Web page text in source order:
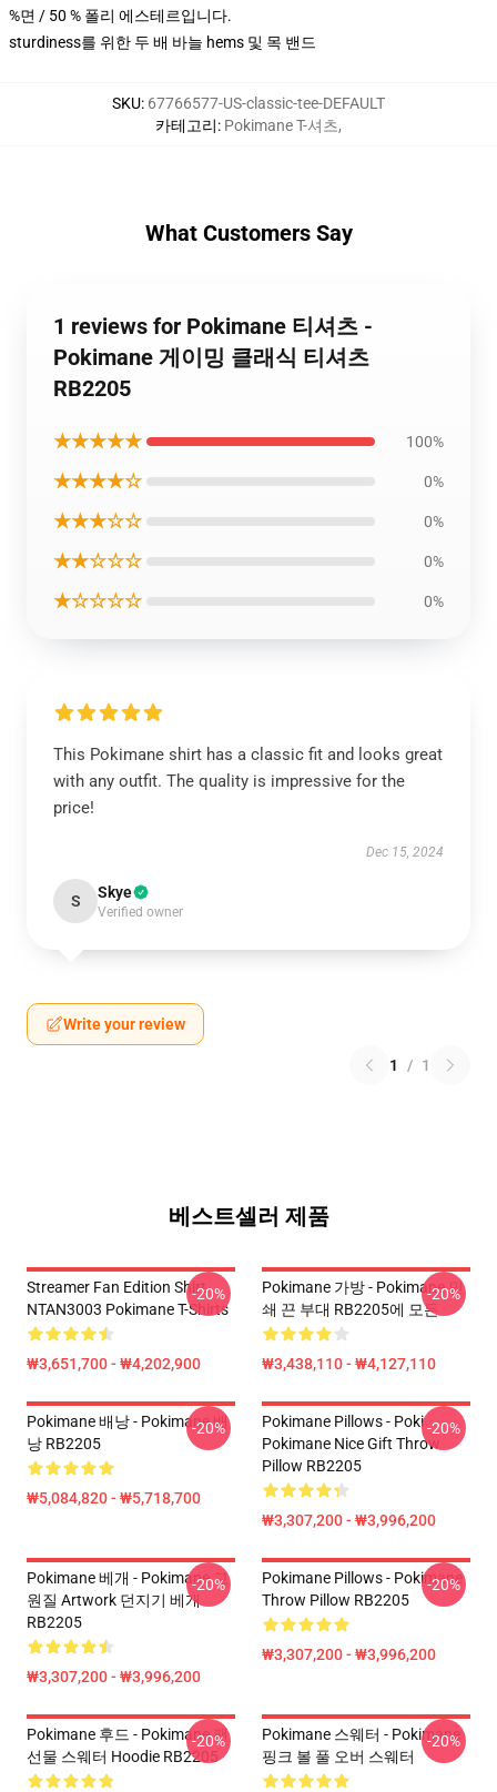
%면 / 50 % 폴리 에스테르입니다.
sturdiness를 위한 두 배 바늘 hems 및 목 밴드
SKU: 67766577-US-classic-tee-DEFAULT
카테고리: Pokimane T-셔츠,
What Customers Say
1 reviews for Pokimane 티셔츠 -
Pokimane 게이밍 클래식 티셔츠
RB2205
★★★★★ 100%
★★★★☆ 0%
★★★☆☆ 0%
★★☆☆☆ 0%
★☆☆☆☆ 0%
This Pokimane shirt has a classic fit and looks great
with any outfit. The quality is impressive for the
price!
Dec 15, 2024
S Skye
Verified owner
Write your review
1 / 1
베스트셀러 제품
Streamer Fan Edition Shirt
NTAN3003 Pokimane T-Shirts
₩3,651,700 - ₩4,202,900
-20%
Pokimane 가방 - Pokimane 인
쇄 끈 부대 RB2205에 모든
₩3,438,110 - ₩4,127,110
-20%
Pokimane 배낭 - Pokimane 배
낭 RB2205
₩5,084,820 - ₩5,718,700
-20%
Pokimane Pillows - Poki
Pokimane Nice Gift Throw
Pillow RB2205
₩3,307,200 - ₩3,996,200
-20%
Pokimane 베개 - Pokimane 교
원질 Artwork 던지기 베개
RB2205
₩3,307,200 - ₩3,996,200
-20%
Pokimane Pillows - Pokimane
Throw Pillow RB2205
₩3,307,200 - ₩3,996,200
-20%
Pokimane 후드 - Pokimane 팬
선물 스웨터 Hoodie RB2205
-20%
Pokimane 스웨터 - Pokimane
핑크 볼 풀 오버 스웨터
-20%